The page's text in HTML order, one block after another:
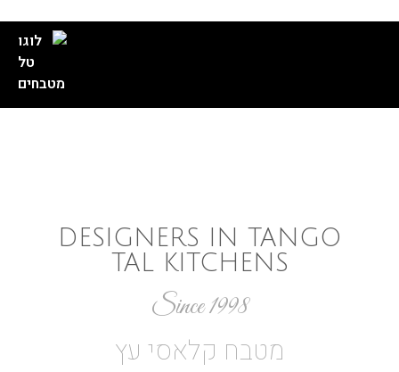
DESIGNERS IN TANGO
TAL KITCHENS
Since 1998
מטבח קלאסי עץ